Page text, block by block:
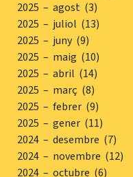
2025 – agost (3)
2025 – juliol (13)
2025 – juny (9)
2025 – maig (10)
2025 – abril (14)
2025 – març (8)
2025 – febrer (9)
2025 – gener (11)
2024 – desembre (7)
2024 – novembre (12)
2024 – octubre (6)